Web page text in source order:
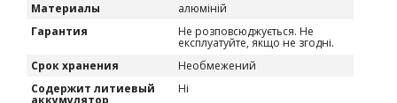
Материалы
алюміній
Гарантия
Не розповсюджується. Не
експлуатуйте, якщо не згодні.
Срок хранения
Необмежений
Содержит литиевый
аккумулятор
Ні